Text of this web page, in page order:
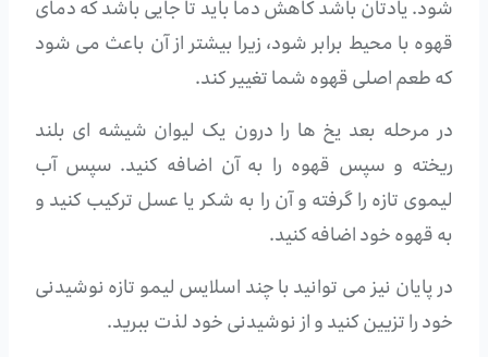
شود. یادتان باشد کاهش دما باید تا جایی باشد که دمای
قهوه با محیط برابر شود، زیرا بیشتر از آن باعث می شود
که طعم اصلی قهوه شما تغییر کند.
در مرحله بعد یخ ها را درون یک لیوان شیشه ای بلند
ریخته و سپس قهوه را به آن اضافه کنید. سپس آب
لیموی تازه را گرفته و آن را به شکر یا عسل ترکیب کنید و
به قهوه خود اضافه کنید.
در پایان نیز می توانید با چند اسلایس لیمو تازه نوشیدنی
خود را تزیین کنید و از نوشیدنی خود لذت ببرید.